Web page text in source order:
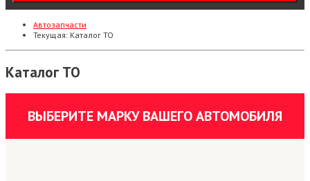
Автозапчасти
Текущая: Каталог ТО
Каталог ТО
ВЫБЕРИТЕ МАРКУ ВАШЕГО АВТОМОБИЛЯ